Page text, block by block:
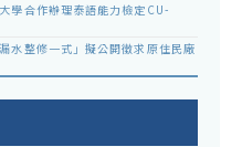
學合作辦理泰語能力檢定CU-
水整修一式」擬公開徵求原住民廠